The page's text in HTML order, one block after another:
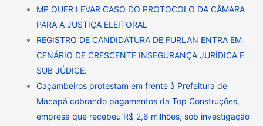
MP QUER LEVAR CASO DO PROTOCOLO DA CÂMARA
PARA A JUSTIÇA ELEITORAL
REGISTRO DE CANDIDATURA DE FURLAN ENTRA EM
CENÁRIO DE CRESCENTE INSEGURANÇA JURÍDICA E
SUB JÚDICE.
Caçambeiros protestam em frente à Prefeitura de
Macapá cobrando pagamentos da Top Construções,
empresa que recebeu R$ 2,6 milhões, sob investigação